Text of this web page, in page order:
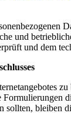
und
und dem
sollten, bleiben